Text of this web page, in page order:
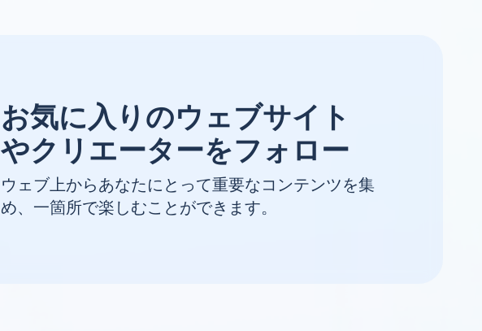
お気に入りのウェブサイト
やクリエーターをフォロー
ウェブ上からあなたにとって重要なコンテンツを集
め、一箇所で楽しむことができます。